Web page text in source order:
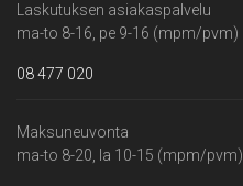
Laskutuksen asiakaspalvelu
ma-to 8-16, pe 9-16 (mpm/pvm)
08 477 020
Maksuneuvonta
ma-to 8-20, la 10-15 (mpm/pvm)